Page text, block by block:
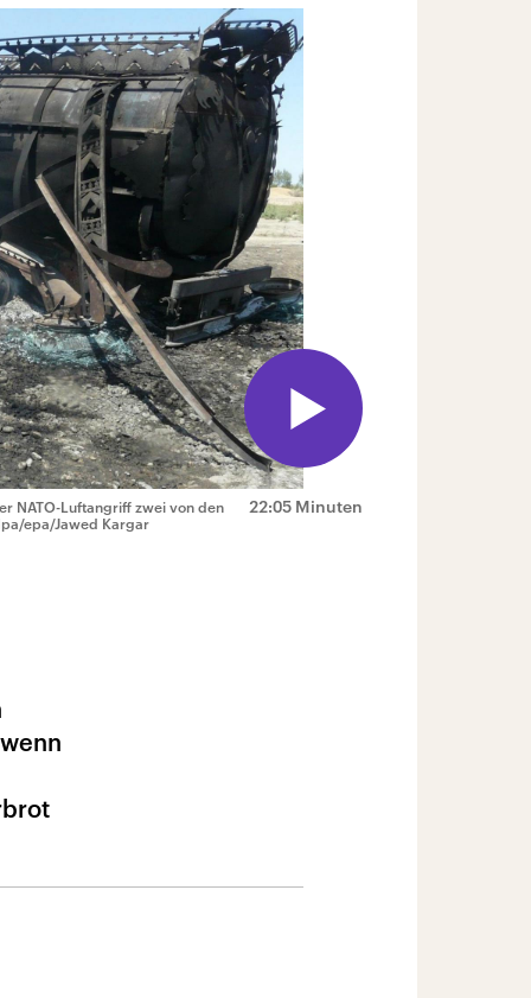
22:05 Minuten
NATO-Luftangriff zwei von den
epa/Jawed Kargar